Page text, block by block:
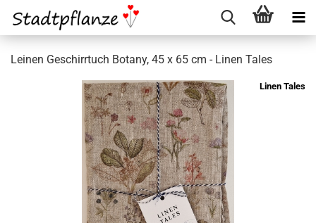
Leinen Geschirrtuch Botany, 45 x 65 cm - Linen Tales
Linen Tales